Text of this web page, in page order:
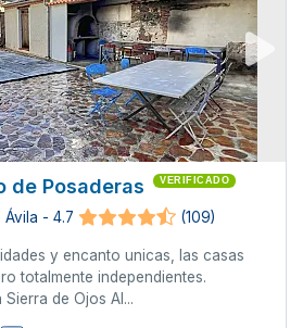
de Posaderas VERIFICADO
Ávila - 4.7 (109)
y encanto unicas, las casas
totalmente independientes.
de Ojos Al...